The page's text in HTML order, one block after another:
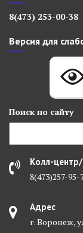
8(473) 253-00-38
Версия для
Поиск по сайту
Колл-
8(473)257-95-
Адрес
г. Воронеж,